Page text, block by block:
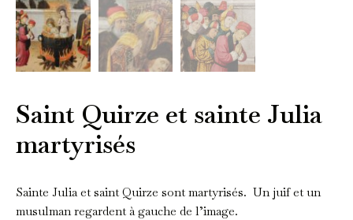
Saint Quirze et sainte Julia
martyrisés
Sainte Julia et saint Quirze sont martyrisés. Un juif et un
musulman regardent à gauche de l’image.